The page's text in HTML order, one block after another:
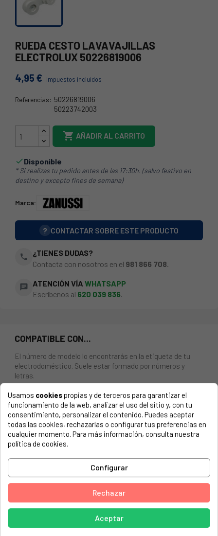
RUEDA CESTO LAVAVAJILLAS
ELECTROLUX 50226819006
4,95 € Impuestos incluidos
Referencias: 50226819006
50223742003
 AÑADIR AL CARRITO
Disponible
* Si realizas tu pedido antes de las 17:30h. (salvo festivo en
destino y excepto fines de semana)
Marca:
? CONTACTAR SOBRE ESTE PRODUCTO
phone
¿TIENES DUDAS?
Contacta con nosotros en el 981 866 708
chat ATENCIÓN VÍA WHATSAPP
Escríbenos al 620 039 836.
COMPATIBLE CON...
El número de modelo lo encontrarás en la etiqueta de tu
electrodoméstico. Suele estar formado por números y
letras.
Rueda cesto lavavajillas Electrolux 50226819006
ACEC, LVI460B 9118210810
ACEC, LVI460N 9118210820
ACEC, LVI460W 9118210800
AEG, 6470W 9117350020
AEG, 6470W 9117350040
AEG, 6470W 9117350050
Usamos cookiespropias y de terceros para garantizar el
funcionamiento de la web, analizar el uso del sitio y, con tu
consentimiento, personalizar el contenido. Puedes aceptar
todas las cookies, rechazarlas o configurar tus preferencias en
cualquier momento. Para más información, consulta nuestra
política de cookies.
Configurar
Rechazar
Aceptar